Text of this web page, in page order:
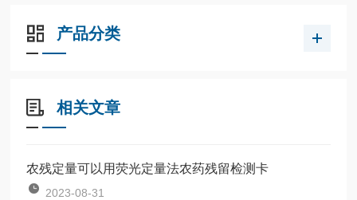
产品分类
相关文章
农残定量可以用荧光定量法农药残留检测卡
2023-08-31